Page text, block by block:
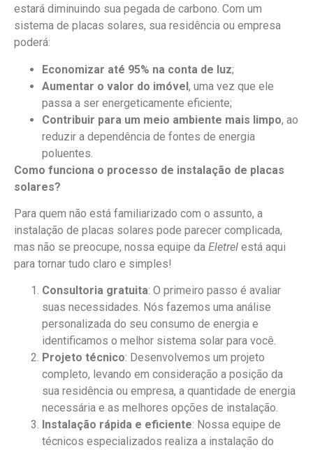
estará diminuindo sua pegada de carbono. Com um
sistema de placas solares, sua residência ou empresa
poderá:
Economizar até 95% na conta de luz;
Aumentar o valor do imóvel, uma vez que ele
passa a ser energeticamente eficiente;
Contribuir para um meio ambiente mais limpo, ao
reduzir a dependência de fontes de energia
poluentes.
Como funciona o processo de instalação de placas
solares?
Para quem não está familiarizado com o assunto, a
instalação de placas solares pode parecer complicada,
mas não se preocupe, nossa equipe da Eletrel está aqui
para tornar tudo claro e simples!
Consultoria gratuita: O primeiro passo é avaliar
suas necessidades. Nós fazemos uma análise
personalizada do seu consumo de energia e
identificamos o melhor sistema solar para você.
Projeto técnico: Desenvolvemos um projeto
completo, levando em consideração a posição da
sua residência ou empresa, a quantidade de energia
necessária e as melhores opções de instalação.
Instalação rápida e eficiente: Nossa equipe de
técnicos especializados realiza a instalação do